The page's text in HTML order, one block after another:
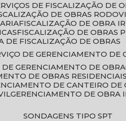
DE FISCALIZAÇÃO DE
DE OBRAS
FISCALIZAÇÃO DE OBRA
FISCALIZAÇÃO DE OBRAS
DE FISCALIZAÇÃO DE OBRAS
DE GERENCIAMENTO DE
DE GERENCIAMENTO DE OBRA
DE OBRAS
DE CANTEIRO DE
GERENCIAMENTO DE OBRA
SONDAGENS TIPO SPT